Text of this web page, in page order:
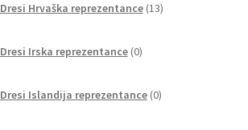
Dresi Hrvaška reprezentance 13izdelkov
Dresi Irska reprezentance 0izdelkov
Dresi Islandija reprezentance 0izdelkov